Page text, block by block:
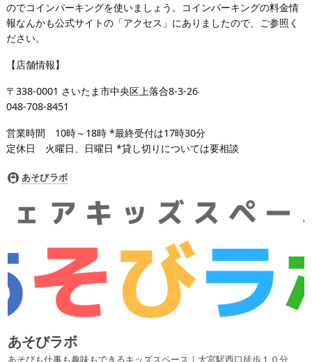
のでコインパーキングを使いましょう。コインパーキングの料金情
報なんかも公式サイトの「アクセス」にありましたので、ご参照く
ださい。
【店舗情報】
〒338-0001 さいたま市中央区上落合8-3-26
048-708-8451
営業時間 10時～18時 *最終受付は17時30分
定休日 火曜日、日曜日 *貸し切りについては要相談